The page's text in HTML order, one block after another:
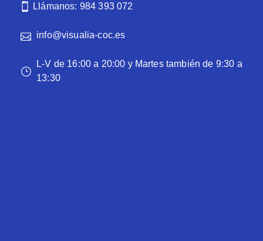
Llámanos: 984 393 072
info@visualia-coc.es
L-V de 16:00 a 20:00 y Martes también de 9:30 a
13:30